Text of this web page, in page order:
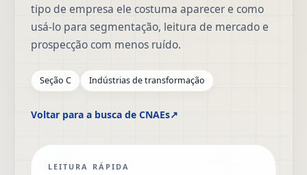
tipo de empresa ele costuma aparecer e como
usá-lo para segmentação, leitura de mercado e
prospecção com menos ruído.
Seção C Indústrias de transformação
Voltar para a busca de CNAEs↗
LEITURA RÁPIDA